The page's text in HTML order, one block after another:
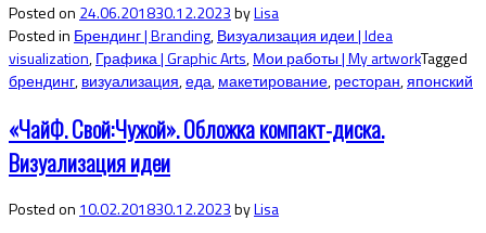
Posted on 24.06.201830.12.2023byLisa
Posted in Брендинг | Branding,Визуализация идеи | Idea
visualization,Графика | Graphic Arts,Мои работы | My artworkTagged
брендинг,визуализация,еда,макетирование,ресторан,японский
«ЧайФ. Свой:Чужой». Обложка компакт-диска.
Визуализация идеи
Posted on 10.02.201830.12.2023byLisa